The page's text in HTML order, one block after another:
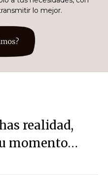
lo mejor.
realidad,
momento…